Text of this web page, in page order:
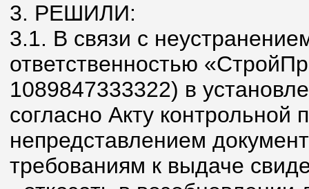
3. РЕШИЛИ:
3.1. В связи с
ответственностью
1089847333322) в
согласно Акту контрольной
непредставлением
требованиям к выдаче